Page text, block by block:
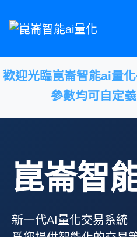
歡迎光臨崑崙智能ai量
參數均可自定義
崑崙智
新一代AI量化交易系統